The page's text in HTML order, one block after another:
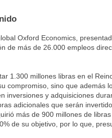
Oxford Economics,
de más de 26.000 empleos
1.300 millones libras en el
compromiso, sino que además
inversiones y adquisiciones
adicionales que serán
más de 900 millones de
de su objetivo, por lo que,